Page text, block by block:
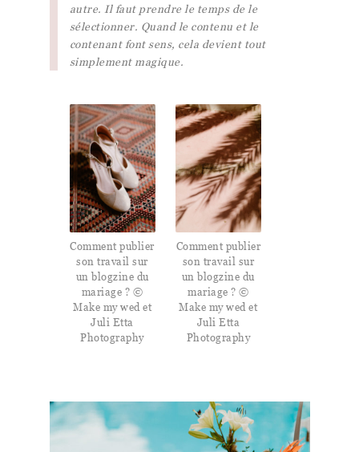
autre. Il faut prendre le temps de le
sélectionner. Quand le contenu et le
contenant font sens, cela devient tout
simplement magique.
Comment publier
son travail sur
un blogzine du
mariage ? ©
Make my wed et
Juli Etta
Photography
Comment publier
son travail sur
un blogzine du
mariage ? ©
Make my wed et
Juli Etta
Photography